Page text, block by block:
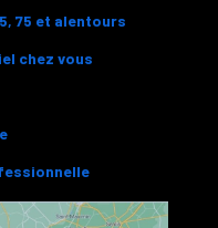
75 et alentours
chez vous